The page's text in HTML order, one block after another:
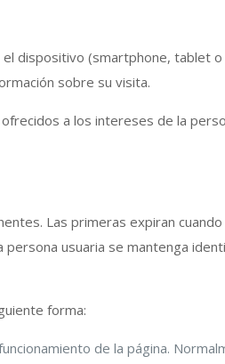
dispositivo (smartphone, tablet
sobre su visita.
a los intereses de la
Las primeras expiran
usuaria se mantenga
forma:
de la página.